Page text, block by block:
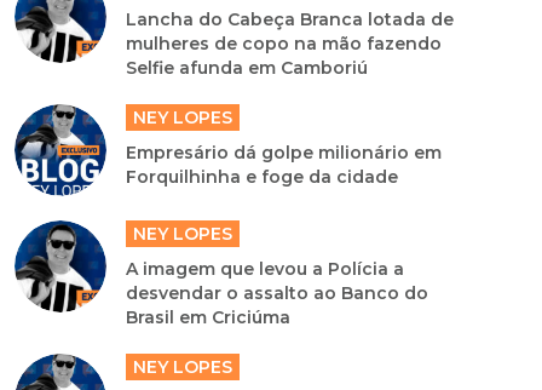
Lancha do Cabeça Branca lotada de
mulheres de copo na mão fazendo
Selfie afunda em Camboriú
NEY LOPES
Empresário dá golpe milionário em
Forquilhinha e foge da cidade
NEY LOPES
A imagem que levou a Polícia a
desvendar o assalto ao Banco do
Brasil em Criciúma
NEY LOPES